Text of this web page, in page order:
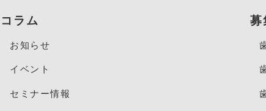
コラム
お知らせ
イベント
セミナー情報
募